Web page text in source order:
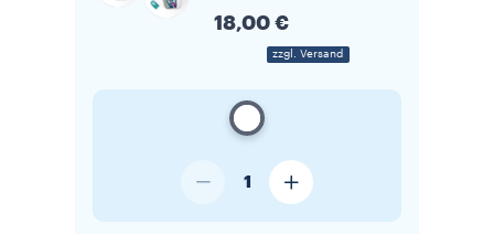
18,00 €
zzgl. Versand
1